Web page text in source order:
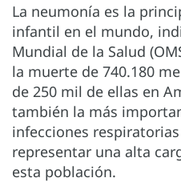
La neumonía es la
infantil en el mundo,
Mundial de la Salud
la muerte de 740.180
de 250 mil de ellas en
también la más
infecciones respiratorias
representar una alta
esta población.